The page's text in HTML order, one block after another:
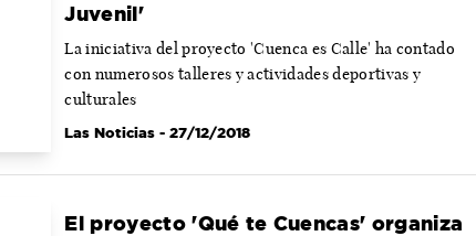
Juvenil'
La iniciativa del proyecto 'Cuenca es Calle' ha contado
con numerosos talleres y actividades deportivas y
culturales
Las Noticias - 27/12/2018
El proyecto 'Qué te Cuencas' organiza